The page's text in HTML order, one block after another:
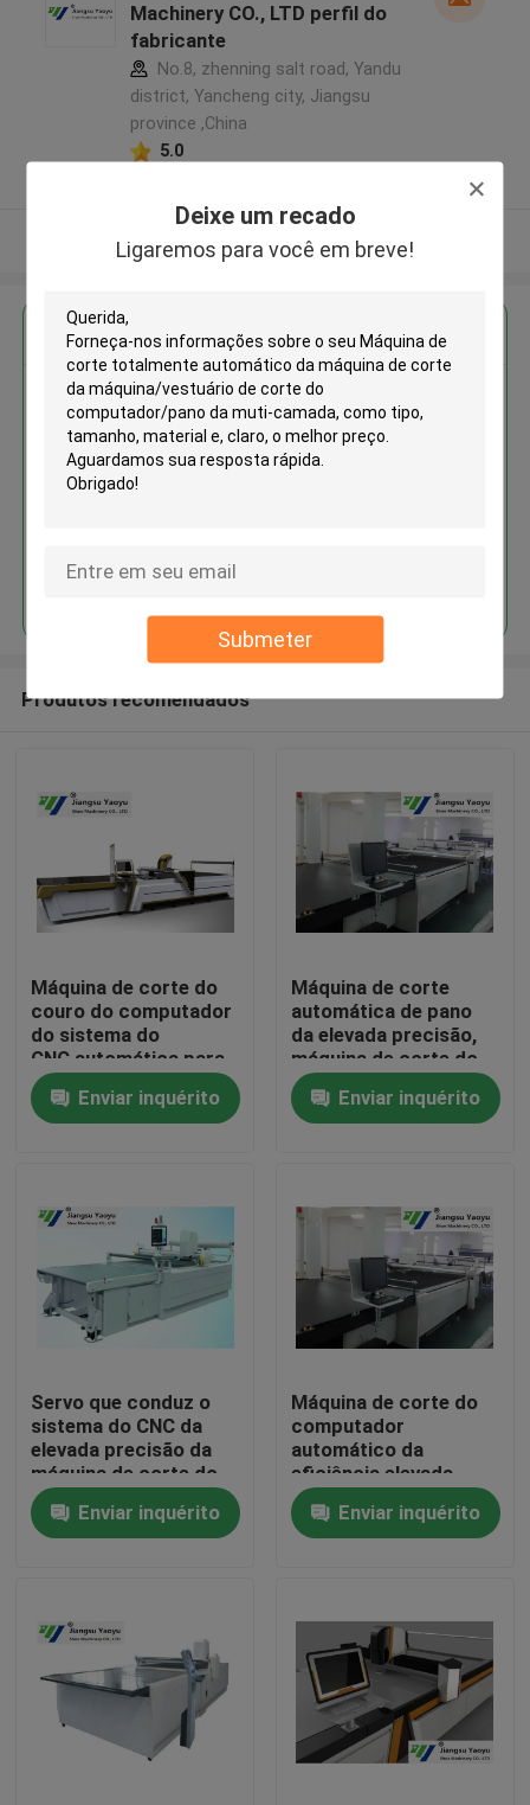
Deixe um recado
Ligaremos para você em breve!
Submeter
Casa
Sobre nós
Excursão da fábrica
Controle da qualidade
Contacte-nos
Máquina cortando hidráulica
Máquina cortando da imprensa hidráulica
Machinery CO., LTD perfil do
fabricante
No.8, zhenning salt road, Yandu
district, Yancheng city, Jiangsu
province ,China
5.0
Veja mais
Obter o melhor preço para
Máquina de corte totalmente
automático da máquina de corte
da máquina/vestuário de corte
Continue
Produtos recomendados
Máquina de corte do
couro do computador
do sistema do
CNC automática para
o brinquedo do
luxuosoEnviar inquérito
Máquina de corte
automática de pano
da elevada precisão,
máquina de corte do
laser do CNC
Enviar inquérito
Servo que conduz o
sistema do CNC da
elevada precisão da
máquina de corte do
computador
automáticoEnviar inquérito
Máquina de corte do
computador
automático da
eficiência elevada
para o pano do couro
do sofáEnviar inquérito